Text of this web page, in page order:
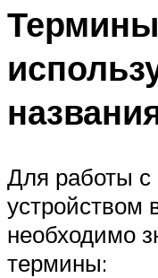
Для работы
устройством
необходимо
термины: